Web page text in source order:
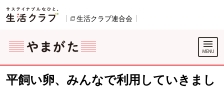
ページの先頭です。
生活クラブ連合会
ここからサイト内共通メニューです。
サイト内共通メニューをスキップする
サイト内共通メニューここまで。
平飼い卵、みんなで利用していきまし